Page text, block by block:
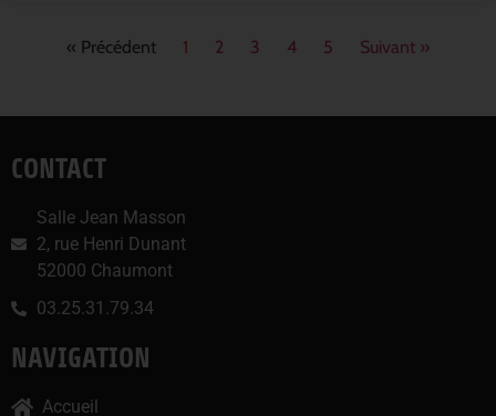
« Précédent 1 2 3 4 5 Suivant »
CONTACT
Salle Jean Masson
2, rue Henri Dunant
52000 Chaumont
03.25.31.79.34
NAVIGATION
Accueil